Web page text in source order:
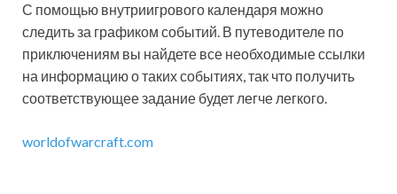
С помощью внутриигрового календаря можно
следить за графиком событий. В путеводителе по
приключениям вы найдете все необходимые ссылки
на информацию о таких событиях, так что получить
соответствующее задание будет легче легкого.
worldofwarcraft.com